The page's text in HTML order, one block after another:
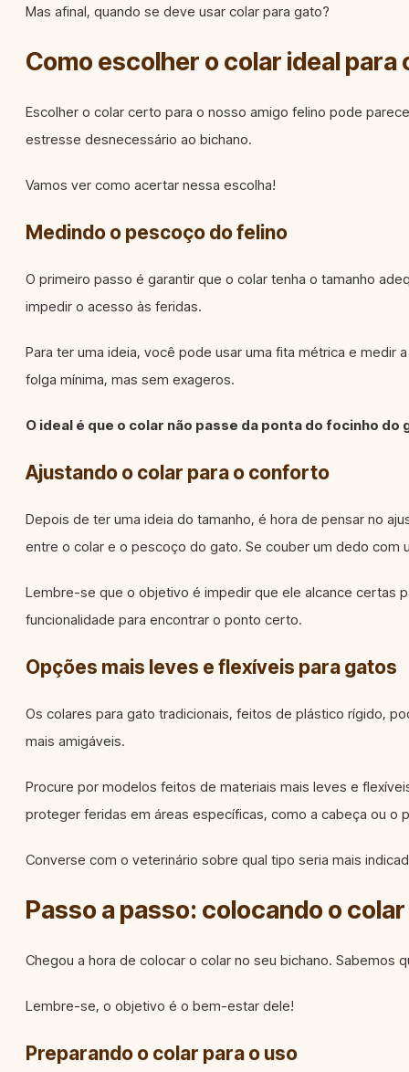
Mas afinal, quando se deve usar colar para gato?
Como escolher o colar ideal para
Escolher o colar certo para o nosso amigo felino pode
estresse desnecessário ao bichano.
Vamos ver como acertar nessa escolha!
Medindo o pescoço do felino
O primeiro passo é garantir que o colar tenha o tamanho
impedir o acesso às feridas.
Para ter uma ideia, você pode usar uma fita métrica e
folga mínima, mas sem exageros.
O ideal é que o colar não passe da ponta do focinho do
Ajustando o colar para o conforto
Depois de ter uma ideia do tamanho, é hora de pensar no
entre o colar e o pescoço do gato. Se couber um dedo com
Lembre-se que o objetivo é impedir que ele alcance certas
funcionalidade para encontrar o ponto certo.
Opções mais leves e flexíveis para gatos
Os colares para gato tradicionais, feitos de plástico rígido,
mais amigáveis.
Procure por modelos feitos de materiais mais leves e
proteger feridas em áreas específicas, como a cabeça ou
Converse com o veterinário sobre qual tipo seria mais
Passo a passo: colocando o
Chegou a hora de colocar o colar no seu bichano.
Lembre-se, o objetivo é o bem-estar dele!
Preparando o colar para o uso